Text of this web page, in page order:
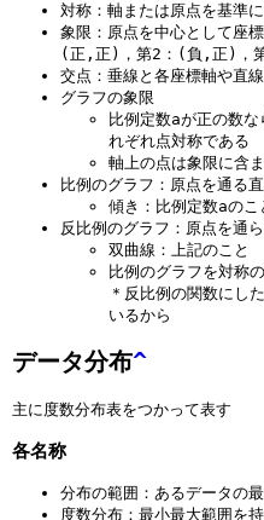
対称：軸または原点を基準
象限：原点を中心として座
(正,正)，第2：(負,正)，
交点：垂線と各座標軸や直
グラフの象限
比例定数aが正の数
れぞれ点対称である
軸上の点は象限に含
比例のグラフ：原点を通る
傾き：比例定数aのこ
反比例のグラフ：原点を通
双曲線：上記のこと
比例のグラフを対称
＊反比例の関数にし
いるから
データ分布^
主に度数分布表をつかって表す
各名称
分布の範囲：あるデータの
度数分布：最小最大範囲を